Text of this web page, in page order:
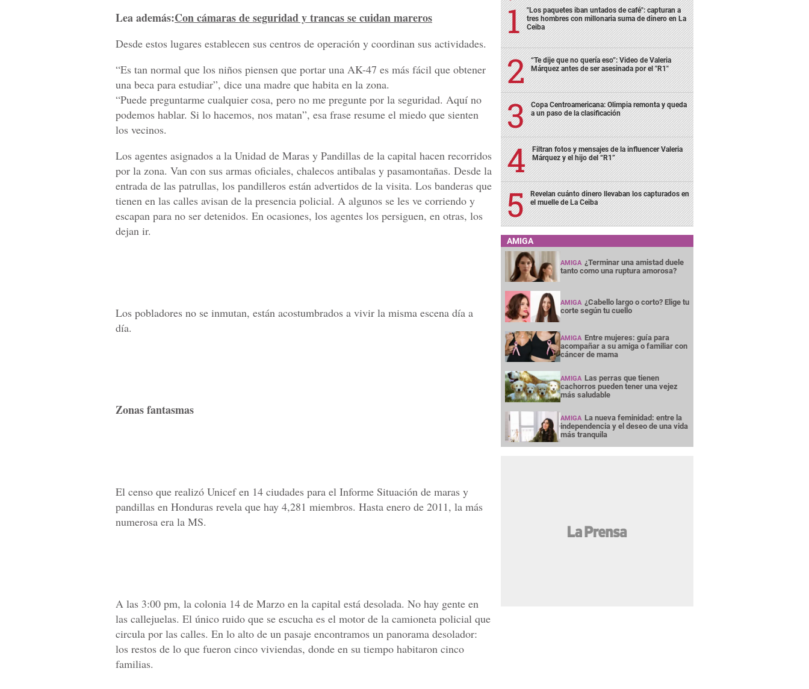
Lea además:Con cámaras de seguridad y trancas se cuidan mareros
Desde estos lugares establecen sus centros de operación y coordinan sus actividades.
“Es tan normal que los niños piensen que portar una AK-47 es más fácil que obtener
una beca para estudiar”, dice una madre que habita en la zona.
“Puede preguntarme cualquier cosa, pero no me pregunte por la seguridad. Aquí no
podemos hablar. Si lo hacemos, nos matan”, esa frase resume el miedo que sienten
los vecinos.
Los agentes asignados a la Unidad de Maras y Pandillas de la capital hacen recorridos
por la zona. Van con sus armas oficiales, chalecos antibalas y pasamontañas. Desde la
entrada de las patrullas, los pandilleros están advertidos de la visita. Los banderas que
tienen en las calles avisan de la presencia policial. A algunos se les ve corriendo y
escapan para no ser detenidos. En ocasiones, los agentes los persiguen, en otras, los
dejan ir.
Los pobladores no se inmutan, están acostumbrados a vivir la misma escena día a
día.
Zonas fantasmas
El censo que realizó Unicef en 14 ciudades para el Informe Situación de maras y
pandillas en Honduras revela que hay 4,281 miembros. Hasta enero de 2011, la más
numerosa era la MS.
A las 3:00 pm, la colonia 14 de Marzo en la capital está desolada. No hay gente en
las callejuelas. El único ruido que se escucha es el motor de la camioneta policial que
circula por las calles. En lo alto de un pasaje encontramos un panorama desolador:
los restos de lo que fueron cinco viviendas, donde en su tiempo habitaron cinco
familias.
"Los paquetes iban untados de café": capturan a
tres hombres con millonaria suma de dinero en La
Ceiba
“Te dije que no quería eso”: Video de Valeria
Márquez antes de ser asesinada por el "R1"
Copa Centroamericana: Olimpia remonta y queda
a un paso de la clasificación
Filtran fotos y mensajes de la influencer Valeria
Márquez y el hijo del “R1”
Revelan cuánto dinero llevaban los capturados en
el muelle de La Ceiba
AMIGA
AMIGA ¿Terminar una amistad duele
tanto como una ruptura amorosa?
AMIGA ¿Cabello largo o corto? Elige tu
corte según tu cuello
AMIGA Entre mujeres: guía para
acompañar a su amiga o familiar con
cáncer de mama
AMIGA Las perras que tienen
cachorros pueden tener una vejez
más saludable
AMIGA La nueva feminidad: entre la
independencia y el deseo de una vida
más tranquila